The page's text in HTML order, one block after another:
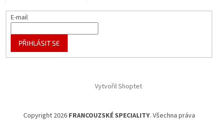
E-mail
PŘIHLÁSIT SE
Vytvořil Shoptet
Copyright 2026 FRANCOUZSKÉ SPECIALITY. Všechna práva